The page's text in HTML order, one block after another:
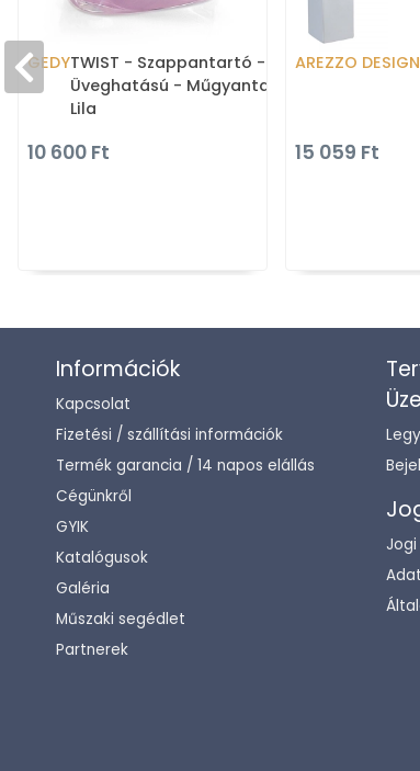
GEDYTWIST - Szappantartó -
Üveghatású - Műgyanta -
Lila
10 600 Ft
AREZZO DESIGN
15 059 Ft
Információk
Kapcsolat
Fizetési / szállítási információk
Termék garancia / 14 napos elállás
Cégünkről
GYIK
Katalógusok
Galéria
Műszaki segédlet
Partnerek